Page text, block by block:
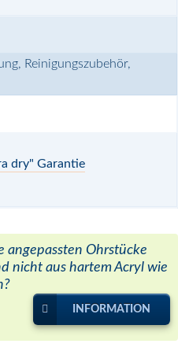
Reinigungszubehör,
dry" Garantie
angepassten Ohrstücke
nicht aus hartem Acryl wie
INFORMATION